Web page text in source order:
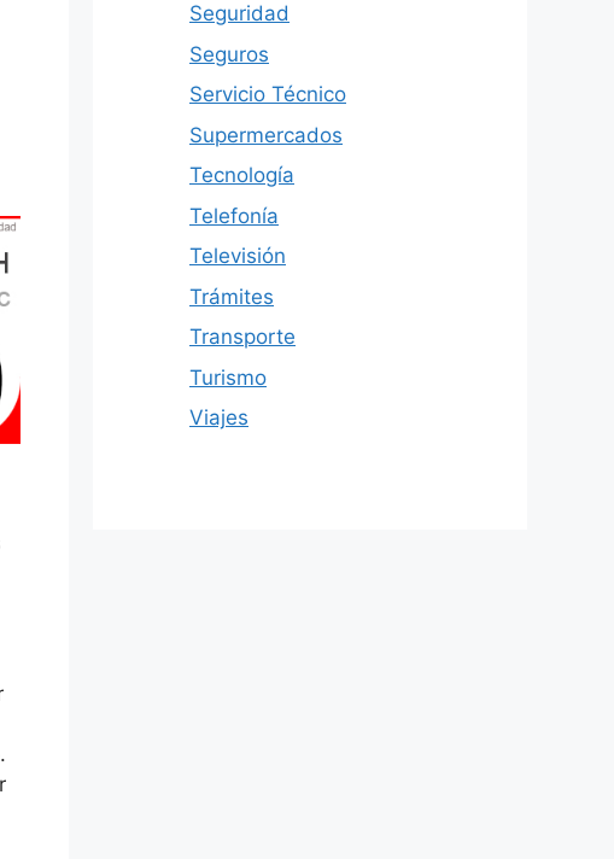
Seguridad
Seguros
Servicio Técnico
Supermercados
Tecnología
Telefonía
Televisión
Trámites
Transporte
Turismo
Viajes